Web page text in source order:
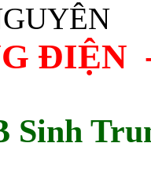
ĐIỆN
Sinh